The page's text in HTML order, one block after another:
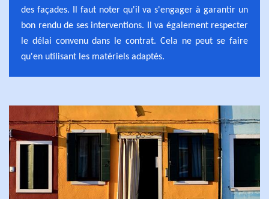
des façades. Il faut noter qu'il va s'engager à garantir un
bon rendu de ses interventions. Il va également respecter
le délai convenu dans le contrat. Cela ne peut se faire
qu'en utilisant les matériels adaptés.